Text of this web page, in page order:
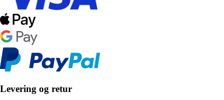
Levering og retur